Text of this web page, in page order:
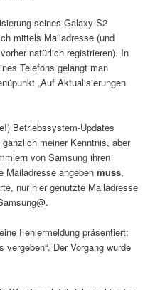
seines Galaxy S2
mittels Mailadresse (und
natürlich registrieren). In
Telefons gelangt man
„Auf Aktualisierungen
Betriebssystem-Updates
meiner Kenntnis, aber
von Samsung ihren
Mailadresse angebenmuss,
nur hier genutzte Mailadresse
Fehlermeldung präsentiert:
vergeben“. Der Vorgang wurde